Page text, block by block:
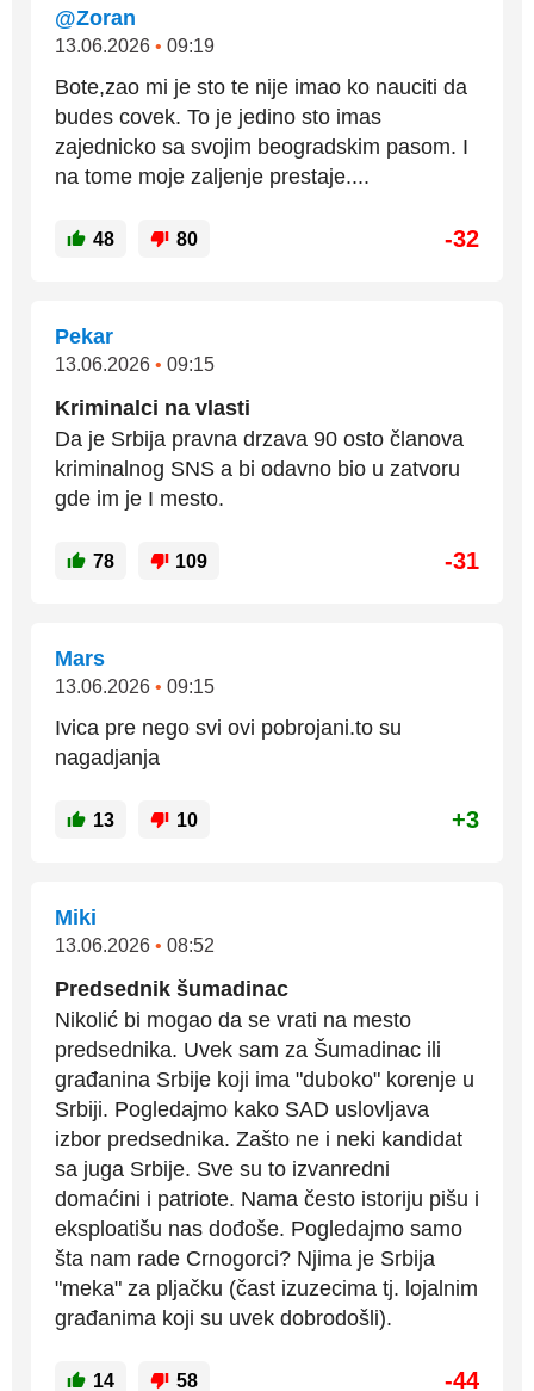
@Zoran
13.06.2026 • 09:19
Bote,zao mi je sto te nije imao ko nauciti da
budes covek. To je jedino sto imas
zajednicko sa svojim beogradskim pasom. I
na tome moje zaljenje prestaje....
48 80 -32
Pekar
13.06.2026 • 09:15
Kriminalci na vlasti
Da je Srbija pravna drzava 90 osto članova
kriminalnog SNS a bi odavno bio u zatvoru
gde im je I mesto.
78 109 -31
Mars
13.06.2026 • 09:15
Ivica pre nego svi ovi pobrojani.to su
nagadjanja
13 10 +3
Miki
13.06.2026 • 08:52
Predsednik šumadinac
Nikolić bi mogao da se vrati na mesto
predsednika. Uvek sam za Šumadinac ili
građanina Srbije koji ima "duboko" korenje u
Srbiji. Pogledajmo kako SAD uslovljava
izbor predsednika. Zašto ne i neki kandidat
sa juga Srbije. Sve su to izvanredni
domaćini i patriote. Nama često istoriju pišu i
eksploatišu nas dođoše. Pogledajmo samo
šta nam rade Crnogorci? Njima je Srbija
"meka" za pljačku (čast izuzecima tj. lojalnim
građanima koji su uvek dobrodošli).
14 58 -44